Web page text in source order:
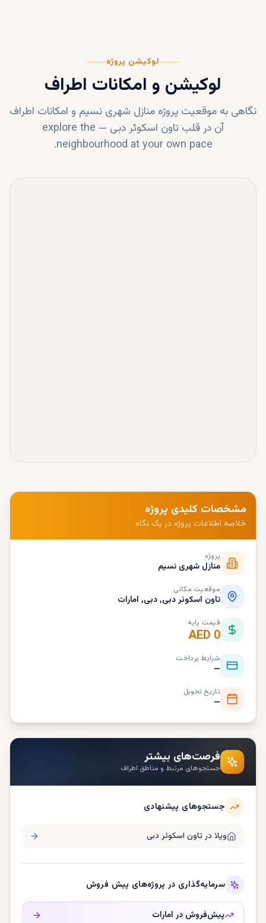
لوکیشن پروژه
لوکیشن و امکانات اطراف
نگاهی به موقعیت پروژه منازل شهری نسیم و امکانات اطراف
آن در قلب تاون اسکوئر دبی —
explore the
neighbourhood at your own pace.
مشخصات کلیدی پروژه
خلاصه اطلاعات پروژه در یک نگاه
پروژه
منازل شهری نسیم
موقعیت مکانی
تاون اسکوئر دبی, دبی, امارات
قیمت پایه
AED 0
شرایط پرداخت
—
تاریخ تحویل
—
فرصت‌های بیشتر
جستجوهای مرتبط و مناطق اطراف
جستجوهای پیشنهادی
ویلا در تاون اسکوئر دبی
سرمایه‌گذاری در پروژه‌های پیش فروش
پیش‌فروش در امارات